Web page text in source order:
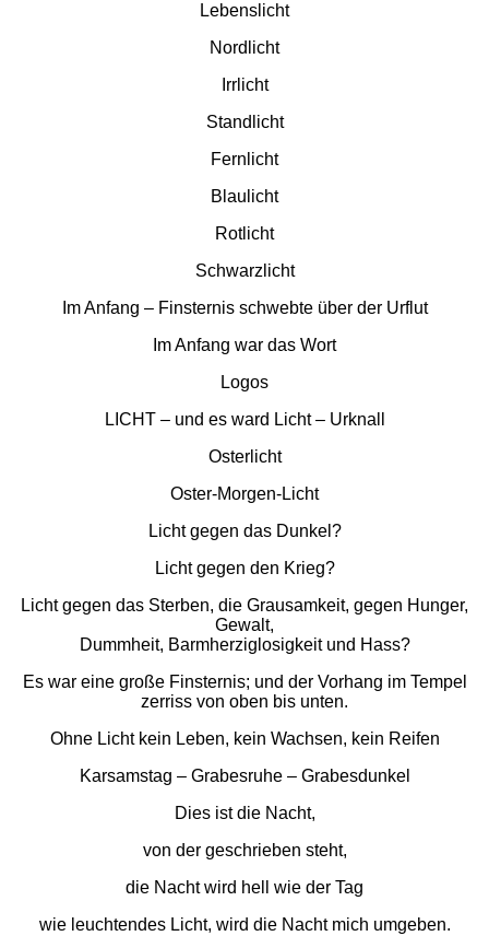
Lebenslicht
Nordlicht
Irrlicht
Standlicht
Fernlicht
Blaulicht
Rotlicht
Schwarzlicht
Im Anfang – Finsternis schwebte über der Urflut
Im Anfang war das Wort
Logos
LICHT – und es ward Licht – Urknall
Osterlicht
Oster-Morgen-Licht
Licht gegen das Dunkel?
Licht gegen den Krieg?
Licht gegen das Sterben, die Grausamkeit, gegen Hunger,
Gewalt,
Dummheit, Barmherziglosigkeit und Hass?
Es war eine große Finsternis; und der Vorhang im Tempel
zerriss von oben bis unten.
Ohne Licht kein Leben, kein Wachsen, kein Reifen
Karsamstag – Grabesruhe – Grabesdunkel
Dies ist die Nacht,
von der geschrieben steht,
die Nacht wird hell wie der Tag
wie leuchtendes Licht, wird die Nacht mich umgeben.